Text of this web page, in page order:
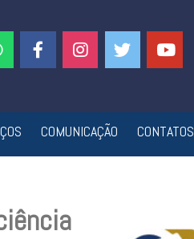
COMUNICAÇÃO CONTATOS